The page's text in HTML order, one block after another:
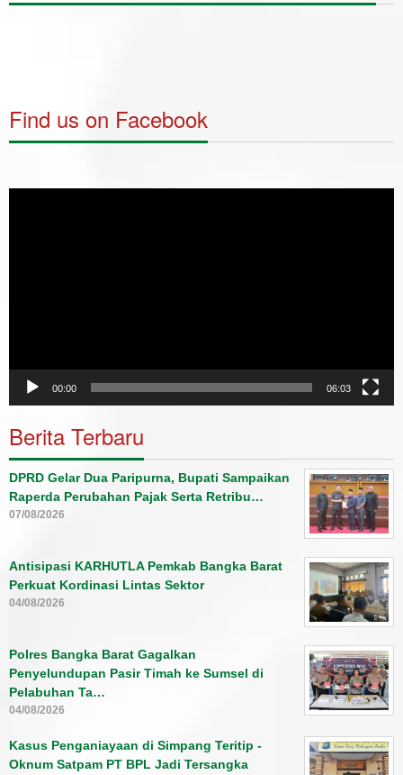
Find us on Facebook
00:00 06:03
Berita Terbaru
DPRD Gelar Dua Paripurna, Bupati Sampaikan
Raperda Perubahan Pajak Serta Retribu…
07/08/2026
Antisipasi KARHUTLA Pemkab Bangka Barat
Perkuat Kordinasi Lintas Sektor
04/08/2026
Polres Bangka Barat Gagalkan
Penyelundupan Pasir Timah ke Sumsel di
Pelabuhan Ta…
04/08/2026
Kasus Penganiayaan di Simpang Teritip -
Oknum Satpam PT BPL Jadi Tersangka